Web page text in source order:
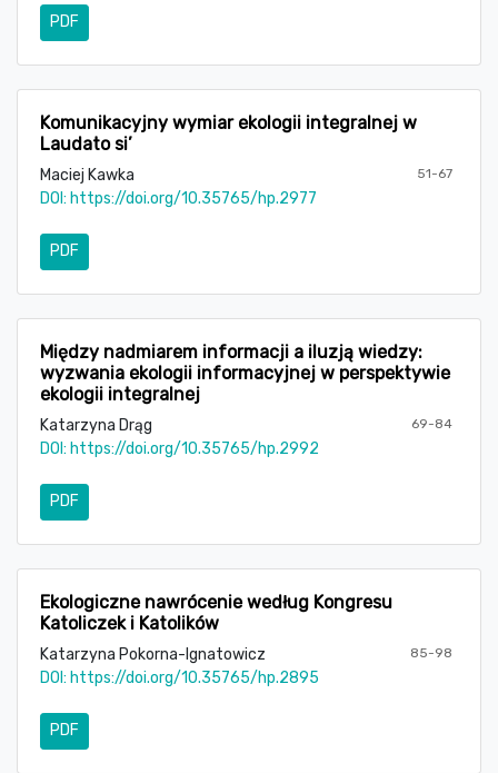
PDF
Komunikacyjny wymiar ekologii integralnej w
Laudato si’
Maciej Kawka 51-67
DOI: https://doi.org/10.35765/hp.2977
PDF
Między nadmiarem informacji a iluzją wiedzy:
wyzwania ekologii informacyjnej w perspektywie
ekologii integralnej
Katarzyna Drąg 69-84
DOI: https://doi.org/10.35765/hp.2992
PDF
Ekologiczne nawrócenie według Kongresu
Katoliczek i Katolików
Katarzyna Pokorna-Ignatowicz 85-98
DOI: https://doi.org/10.35765/hp.2895
PDF